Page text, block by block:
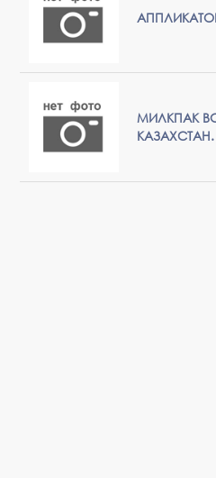
МИЛКПАК
КАЗАХСТАН.